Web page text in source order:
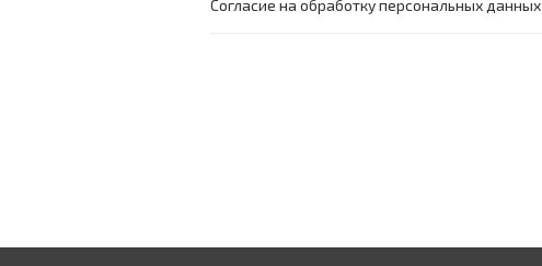
Согласие на обработку персональных данных